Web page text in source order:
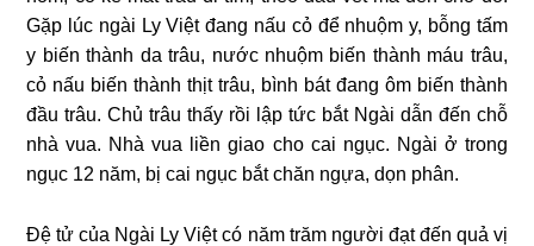
Gặp lúc ngài Ly Việt đang nấu cỏ để nhuộm y, bỗng tấm
y biến thành da trâu, nước nhuộm biến thành máu trâu,
cỏ nấu biến thành thịt trâu, bình bát đang ôm biến thành
đầu trâu.Chủ trâu thấy rồi lập tức bắt Ngài dẫn đến chỗ
nhà vua. Nhà vua liền giao cho cai ngục. Ngài ở trong
ngục 12 năm, bị cai ngục bắt chăn ngựa, dọn phân.
Đệ tử của Ngài Ly Việt có năm trăm người đạt đến quả vị